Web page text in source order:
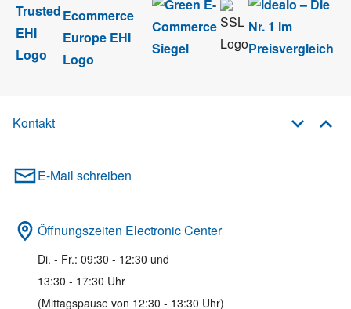
Kontakt
E-Mail schreiben
Öffnungszeiten Electronic Center
Di. - Fr.: 09:30 - 12:30 und
13:30 - 17:30 Uhr
(Mittagspause von 12:30 - 13:30 Uhr)